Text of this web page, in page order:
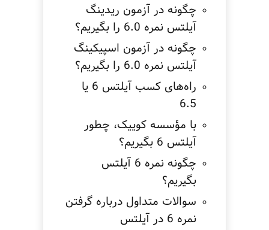
چگونه در آزمون ریدینگ
آیلتس نمره 6.0 را بگیریم؟
چگونه در آزمون اسپیکینگ
آیلتس نمره 6.0 را بگیریم؟
راه‌های کسب آیلتس 6 یا
6.5
با مؤسسه کوییک، چطور
آیلتس 6 بگیریم؟
چگونه نمره 6 آیلتس
بگیریم؟
سوالات متداول درباره گرفتن
نمره 6 در آیلتس